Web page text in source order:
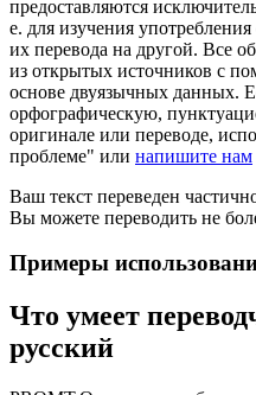
предоставляются
е. для изучения
их перевода на другой. Все
из открытых источников с
основе двуязычных данных.
орфографическую,
оригинале или переводе,
проблеме" или напишите нам
Ваш текст переведен
Вы можете переводить не
Примеры
Что умеет
русский